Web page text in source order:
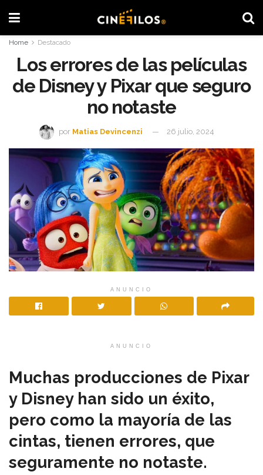
Home Destacado
Los errores de las películas
de Disney y Pixar que seguro
no notaste
por Matias Devincenzi 26 julio, 2024
ANUNCIO
ANUNCIO
Muchas producciones de Pixar
y Disney han sido un éxito,
pero como la mayoría de las
cintas, tienen errores, que
seguramente no notaste.